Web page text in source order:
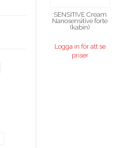
SENSITIVE Cream
Nanosensitive forte
(kabin)
Logga in för att se
priser